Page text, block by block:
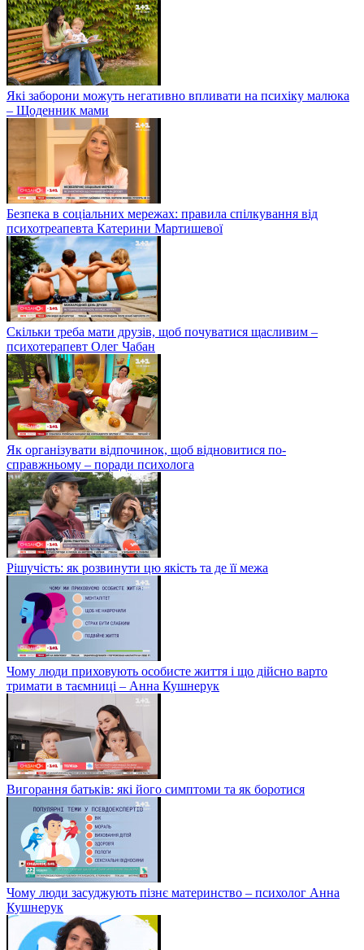
Які заборони можуть негативно впливати на психіку малюка
– Щоденник мами
Безпека в соціальних мережах: правила спілкування від
психотреапевта Катерини Мартишевої
Скільки треба мати друзів, щоб почуватися щасливим –
психотерапевт Олег Чабан
Як організувати відпочинок, щоб відновитися по-
справжньому – поради психолога
Рішучість: як розвинути цю якість та де її межа
Чому люди приховують особисте життя і що дійсно варто
тримати в таємниці – Анна Кушнерук
Вигорання батьків: які його симптоми та як боротися
Чому люди засуджують пізнє материнство – психолог Анна
Кушнерук